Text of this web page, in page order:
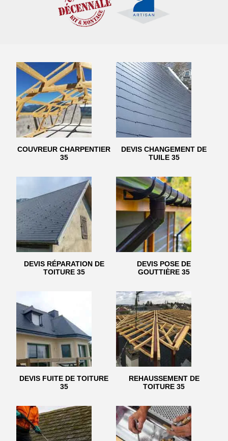
COUVREUR CHARPENTIER
35
DEVIS CHANGEMENT DE
TUILE 35
DEVIS RÉPARATION DE
TOITURE 35
DEVIS POSE DE
GOUTTIÈRE 35
DEVIS FUITE DE TOITURE
35
REHAUSSEMENT DE
TOITURE 35